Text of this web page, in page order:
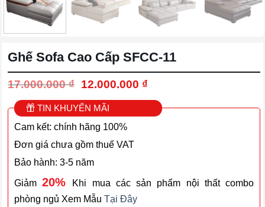
Ghế Sofa Cao Cấp SFCC-11
17.000.000₫ Giá
là:
17.000.000 ₫.
12.000.000 ₫Giá
tại
là:
TIN KHUYẾN MÃI
Cam kết: chính hãng 100%
Đơn giá chưa gồm thuế VAT
Bảo hành: 3-5 năm
Giảm20%
Khi mua các sản phẩm nội thất combo
phòng ngủ Xem Mẫu Tại Đây